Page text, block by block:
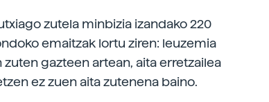
zutela minbizia izandako 220
emaitzak lortu ziren: leuzemia
gazteen artean, aita erretzailea
ez zuen aita zutenena baino.